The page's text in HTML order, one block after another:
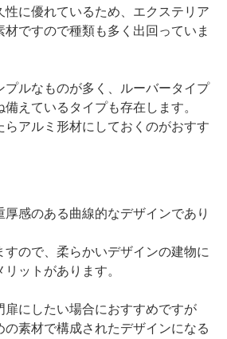
性に優れているため、エクステリア
ですので種類も多く出回っていま
プルなものが多く、ルーバータイプ
えているタイプも存在します。
らアルミ形材にしておくのがおすす
感のある曲線的なデザインであり
ので、柔らかいデザインの建物に
ットがあります。
扉にしたい場合におすすめですが
の素材で構成されたデザインになる